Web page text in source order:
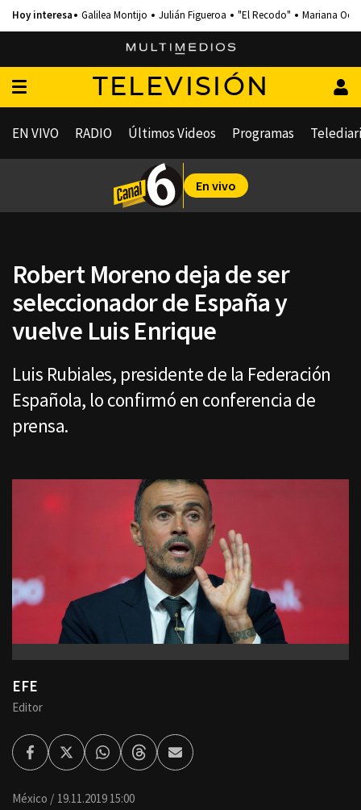
Galilea Montijo Julián Figueroa "El Recodo" Mariana
TELEVISIÓN
EN VIVO RADIO Últimos Videos Programas
En vivo
Robert Moreno deja de ser
seleccionador de España y
vuelve Luis Enrique
Luis Rubiales, presidente de la Federación
Española, lo confirmó en conferencia de
prensa.
EFE
Editor
FacebookTwitterWhatsappThreadsEnviar
por
México 19.11.2019 15:00